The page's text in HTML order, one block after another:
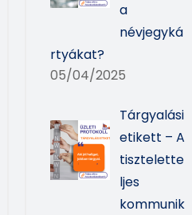
a
névjegyká
rtyákat?
05/04/2025
Tárgyalási
etikett – A
tisztelette
ljes
kommunik